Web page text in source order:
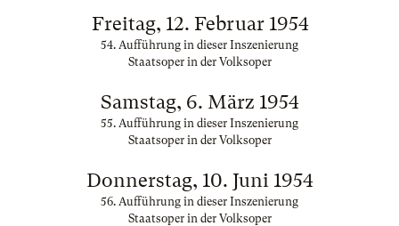
Freitag, 12. Februar 1954
54. Aufführung in dieser Inszenierung
Staatsoper in der Volksoper
Samstag, 6. März 1954
55. Aufführung in dieser Inszenierung
Staatsoper in der Volksoper
Donnerstag, 10. Juni 1954
56. Aufführung in dieser Inszenierung
Staatsoper in der Volksoper